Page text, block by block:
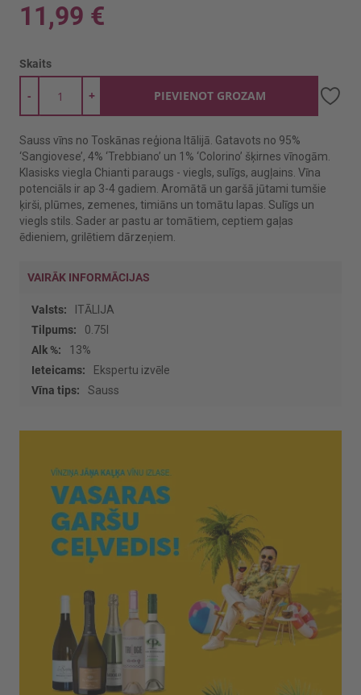
11,99 €
Skaits
+
- PIEVIENOT GROZAM
Sauss vīns no Toskānas reģiona Itālijā. Gatavots no 95%
‘Sangiovese’, 4% ‘Trebbiano’ un 1% ‘Colorino’ šķirnes vīnogām.
Klasisks viegla Chianti paraugs - viegls, sulīgs, augļains. Vīna
potenciāls ir ap 3-4 gadiem. Aromātā un garšā jūtami tumšie
ķirši, plūmes, zemenes, timiāns un tomātu lapas. Sulīgs un
viegls stils. Sader ar pastu ar tomātiem, ceptiem gaļas
ēdieniem, grilētiem dārzeņiem.
VAIRĀK INFORMĀCIJAS
Vairāk
informācijas
ITĀLIJA
0.75l
13%
Ekspertu izvēle
Sauss